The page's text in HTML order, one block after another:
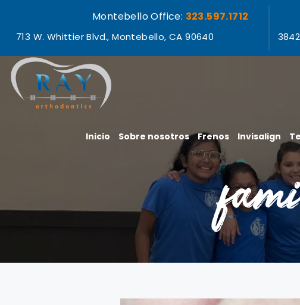
Montebello Office: 323.597.1712
713 W. Whittier Blvd., Montebello, CA 90640
Inicio Sobre nosotros Frenos Invisalign